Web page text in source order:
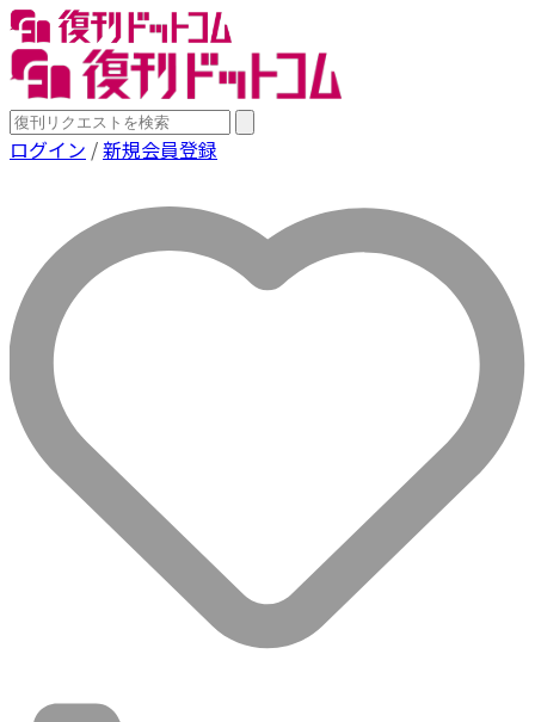
ログイン /新規会員登録